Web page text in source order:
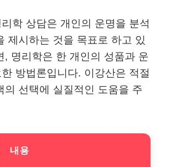
학 상담은 개인의 운명을 분석
제시하는 것을 목표로 하고 있
, 명리학은 한 개인의 성품과 운
방법론입니다. 이강산은 적절
의 선택에 실질적인 도움을 주
내용